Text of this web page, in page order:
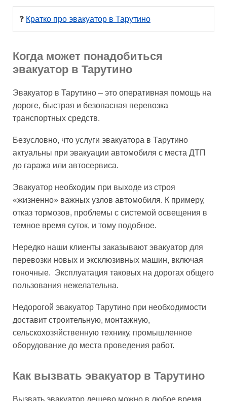
❓ Кратко про эвакуатор в Тарутино
Когда может понадобиться
эвакуатор в Тарутино
Эвакуатор в Тарутино – это оперативная помощь на
дороге, быстрая и безопасная перевозка
транспортных средств.
Безусловно, что услуги эвакуатора в Тарутино
актуальны при эвакуации автомобиля с места ДТП
до гаража или автосервиса.
Эвакуатор необходим при выходе из строя
«жизненно» важных узлов автомобиля. К примеру,
отказ тормозов, проблемы с системой освещения в
темное время суток, и тому подобное.
Нередко наши клиенты заказывают эвакуатор для
перевозки новых и эксклюзивных машин, включая
гоночные. Эксплуатация таковых на дорогах общего
пользования нежелательна.
Недорогой эвакуатор Тарутино при необходимости
доставит строительную, монтажную,
сельскохозяйственную технику, промышленное
оборудование до места проведения работ.
Как вызвать эвакуатор в Тарутино
Вызвать эвакуатор дешево можно в любое время